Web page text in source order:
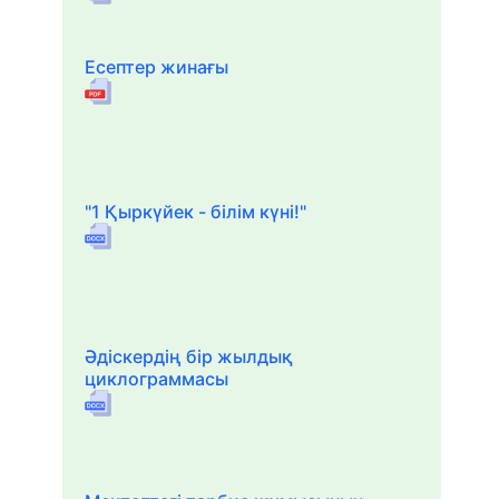
Есептер жинағы
"1 Қыркүйек - білім күні!"
Әдіскердің бір жылдық
циклограммасы